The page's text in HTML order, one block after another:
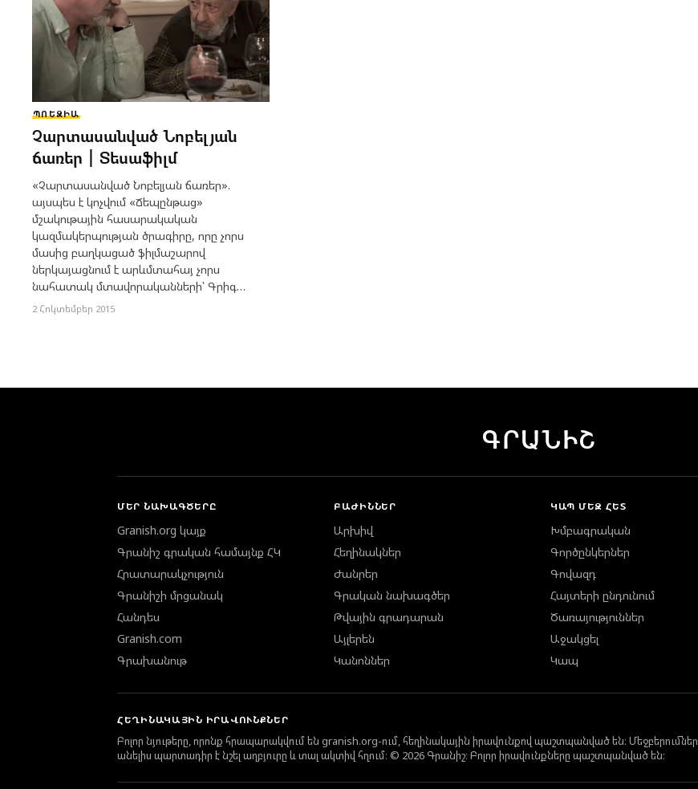
ՊՈԵԶԻԱ
Չարտասանված Նոբելյան
ճառեր | Տեսաֆիլմ
«Չարտասանված Նոբելյան ճառեր».
այսպես է կոչվում «Ճեպընթաց»
մշակութային հասարակական
կազմակերպության ծրագիրը, որը չորս
մասից բաղկացած ֆիլմաշարով
ներկայացնում է արևմտահայ չորս
նահատակ մտավորականների՝ Գրիգ…
2 Հոկտեմբեր 2015
ԳՐԱՆԻՇ
ՄԵՐ ՆԱԽԱԳԾԵՐԸ
Granish.org կայք
Գրանիշ գրական համայնք ՀԿ
Հրատարակչություն
Գրանիշի մրցանակ
Հանդես
Granish.com
Գրախանութ
ԲԱԺԻՆՆԵՐ
Արխիվ
Հեղինակներ
Ժանրեր
Գրական նախագծեր
Թվային գրադարան
Այլերեն
Կանոններ
ԿԱՊ ՄԵԶ ՀԵՏ
Խմբագրական
Գործընկերներ
Գովազդ
Հայտերի ընդունում
Ծառայություններ
Աջակցել
Կապ
ՀԵՂԻՆԱԿԱՅԻՆ ԻՐԱՎՈՒՆՔՆԵՐ
Բոլոր նյութերը, որոնք հրապարակվում են granish.org-ում, հեղինակային իրավունքով պաշտպանված են։ Մեջբերումներ
անելիս պարտադիր է նշել աղբյուրը և տալ ակտիվ հղում։ © 2026 Գրանիշ։ Բոլոր իրավունքները պաշտպանված են։